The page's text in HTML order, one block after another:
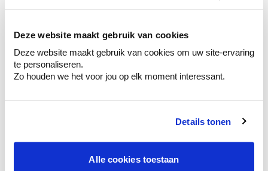
Deze website maakt gebruik van cookies
Deze website maakt gebruik van cookies om uw site-ervaring
te personaliseren.
Zo houden we het voor jou op elk moment interessant.
Details tonen
Alle cookies toestaan
kleurenselectie.
Bekijk er de bijhorende tinten om je kleur
te verfijnen.
Deze stijlen zijn misschien ook iets voor jou